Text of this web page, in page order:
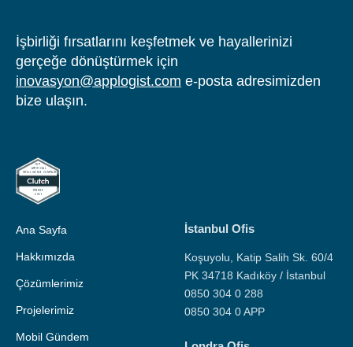
İşbirliği fırsatlarını keşfetmek ve hayallerinizi
gerçeğe dönüştürmek için
inovasyon@applogist.com e-posta adresimizden
bize ulaşın.
Ana Sayfa
Hakkımızda
Çözümlerimiz
Projelerimiz
Mobil Gündem
İstanbul Ofis
Koşuyolu, Katip Salih Sk. 60/4
PK 34718 Kadıköy / İstanbul
0850 304 0 288
0850 304 0 APP